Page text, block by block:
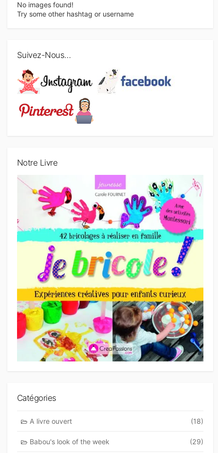
No images found!
Try some other hashtag or username
Suivez-Nous…
Notre Livre
Catégories
A livre ouvert (18)
Babou's look of the week (29)